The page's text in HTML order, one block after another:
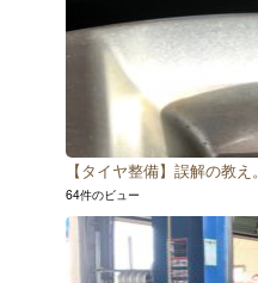
【タイヤ整備】誤解の教え。
64件のビュー